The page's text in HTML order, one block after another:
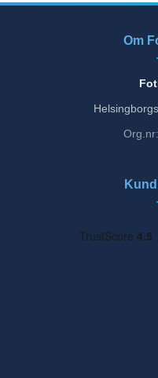
Om